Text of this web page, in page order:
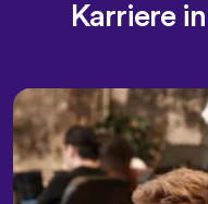
Karriere